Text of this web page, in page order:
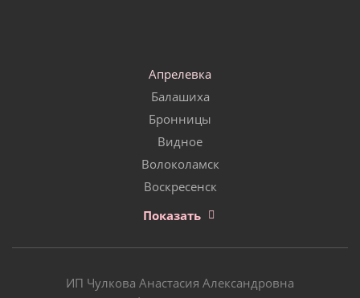
Апрелевка
Балашиха
Бронницы
Видное
Волоколамск
Воскресенск
Показать
ИП Чулкова Анастасия Александровна